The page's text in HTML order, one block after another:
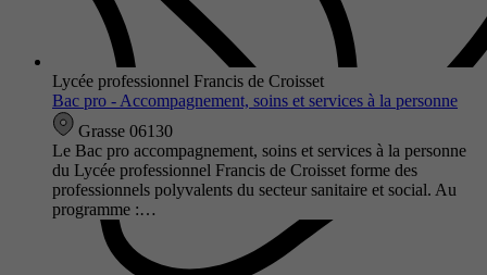
Lycée professionnel Francis de Croisset
Bac pro - Accompagnement, soins et services à la personne
Grasse 06130
Le Bac pro accompagnement, soins et services à la personne
du Lycée professionnel Francis de Croisset forme des
professionnels polyvalents du secteur sanitaire et social. Au
programme :…